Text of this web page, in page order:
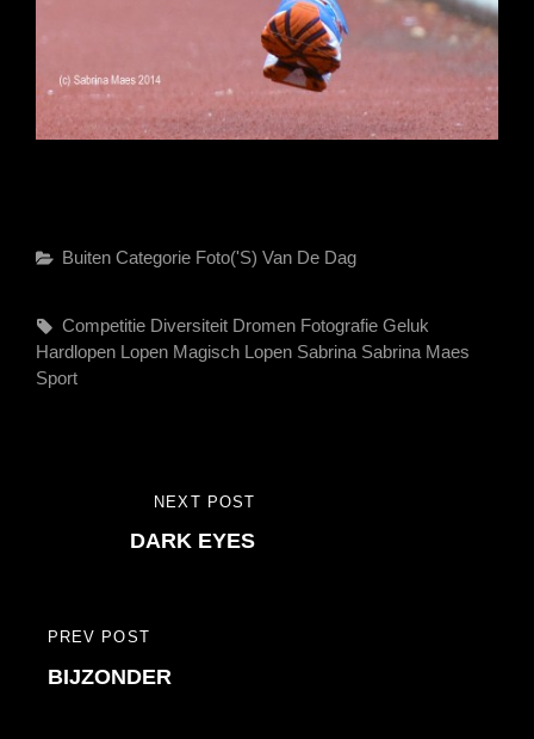
Categories
Buiten Categorie Foto('s) Van De Dag
Tags,
Competitie Diversiteit Dromen Fotografie Geluk
Hardlopen Lopen Magisch Lopen Sabrina Sabrina Maes
Sport
navigatie
PREVIOUS
POST
PREV POST
BIJZONDER
NEXT POST
DARK EYES